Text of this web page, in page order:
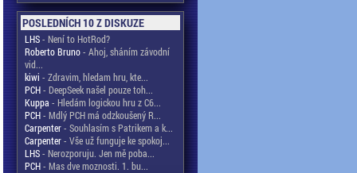
POSLEDNÍCH 10 Z DISKUZE
LHS- Není to HotRod?
Roberto Bruno- Ahoj, sháním závodní
vid...
kiwi - Zdravim, hledam hru, kte...
PCH- DeepSeek našel pouze toh...
Kuppa - Hledám logickou hru z C6...
PCH- Mdlý PCH má odzkoušený R...
Carpenter- Souhlasím s Patrikem a k...
Carpenter- Vše už funguje ke spokoj...
LHS- Nerozporuju. Jen mě poba...
PCH- Mas dve moznosti. 1. bu...